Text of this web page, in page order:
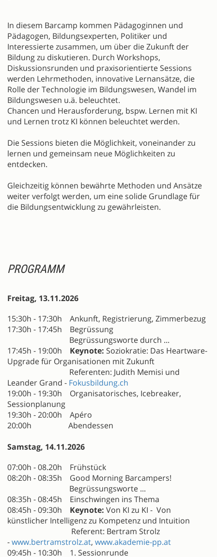
In diesem Barcamp kommen Pädagoginnen und
Pädagogen, Bildungsexperten, Politiker und
Interessierte zusammen, um über die Zukunft der
Bildung zu diskutieren. Durch Workshops,
Diskussionsrunden und praxisorientierte Sessions
werden Lehrmethoden, innovative Lernansätze, die
Rolle der Technologie im Bildungswesen, Wandel im
Bildungswesen u.ä. beleuchtet.
Chancen und Herausforderung, bspw. Lernen mit KI
und Lernen trotz KI können beleuchtet werden.
Die Sessions bieten die Möglichkeit, voneinander zu
lernen und gemeinsam neue Möglichkeiten zu
entdecken.
Gleichzeitig können bewährte Methoden und Ansätze
weiter verfolgt werden, um eine solide Grundlage für
die Bildungsentwicklung zu gewährleisten.
PROGRAMM
Freitag, 13.11.2026
15:30h - 17:30h Ankunft, Registrierung, Zimmerbezug
17:30h - 17:45h Begrüssung
Begrüssungsworte durch ...
17:45h - 19:00h Keynote: Soziokratie: Das Heartware-
Upgrade für Organisationen mit Zukunft
Referenten: Judith Memisi und
Leander Grand - Fokusbildung.ch
19:00h - 19:30h Organisatorisches, Icebreaker,
Sessionplanung
19:30h - 20:00h Apéro
20:00h Abendessen
Samstag, 14.11.2026
07:00h - 08.20h Frühstück
08:20h - 08:35h Good Morning Barcampers!
Begrüssungsworte ...
08:35h - 08:45h Einschwingen ins Thema
08:45h - 09:30h
Keynote: Von KI zu KI - Von
künstlicher Intelligenz zu Kompetenz und Intuition
Referent: Bertram Strolz
-www.bertramstrolz.at, www.akademie-pp.at
09:45h - 10:30h 1. Sessionrunde